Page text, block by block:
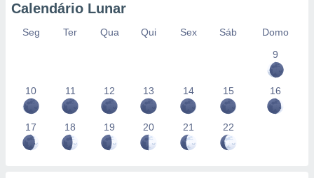
Calendário Lunar
Seg Ter Qua Qui Sex Sáb
Domo
9
10 11 12 13 14 15 16
17 18 19 20 21 22